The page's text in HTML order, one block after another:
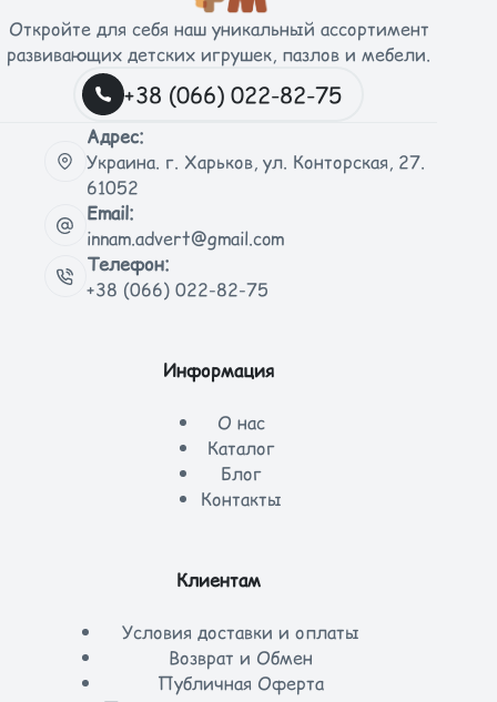
Откройте для себя наш уникальный ассортимент
развивающих детских игрушек, пазлов и мебели.
+38 (066) 022-82-75
Адрес:
Украина. г. Харьков, ул. Конторская, 27.
61052
Email:
innam.advert@gmail.com
Телефон:
+38 (066) 022-82-75
Информация
О нас
Каталог
Блог
Контакты
Клиентам
Условия доставки и оплаты
Возврат и Обмен
Публичная Оферта